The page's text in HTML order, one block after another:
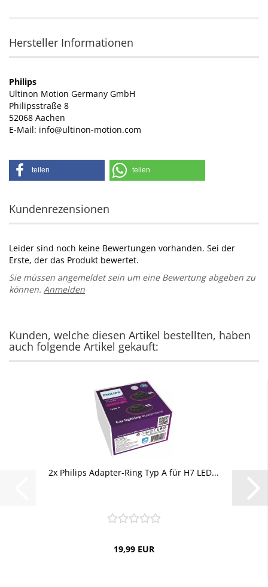
Hersteller Informationen
Philips
Ultinon Motion Germany GmbH
Philipsstraße 8
52068 Aachen
E-Mail: info@ultinon-motion.com
teilen teilen
Kundenrezensionen
Leider sind noch keine Bewertungen vorhanden. Sei der
Erste, der das Produkt bewertet.
Sie müssen angemeldet sein um eine Bewertung abgeben zu
können. Anmelden
Kunden, welche diesen Artikel bestellten, haben
auch folgende Artikel gekauft:
2x Philips Adapter-Ring Typ A für H7 LED...
19,99 EUR